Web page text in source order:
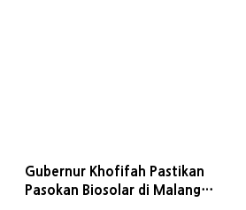
Gubernur Khofifah Pastikan
Pasokan Biosolar di Malang